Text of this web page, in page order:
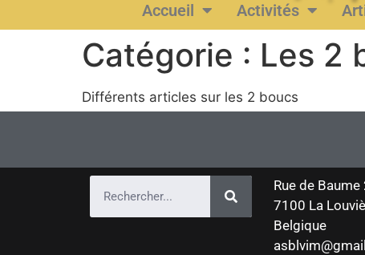
Accueil Activités
Catégorie : Les 2
Différents articles sur les 2 boucs
Rue de Baume
7100 La
Belgique